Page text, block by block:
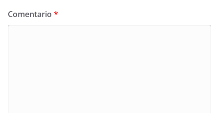
Comentario *